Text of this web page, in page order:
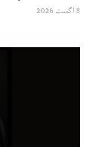
8 اگست 2026